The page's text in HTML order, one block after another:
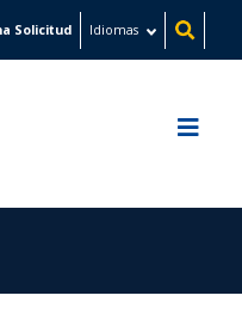
Solicitud Idiomas